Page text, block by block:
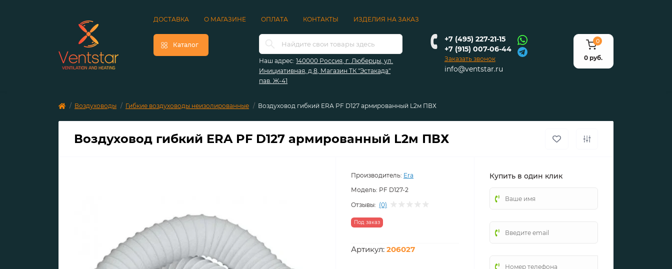
ДОСТАВКА О МАГАЗИНЕ ОПЛАТА КОНТАКТЫ ИЗДЕЛИЯ НА ЗАКАЗ
Каталог
Наш адрес: 140000 Россия, г. Люберцы, ул.
Инициативная, д.8, Магазин ТК "Эстакада"
пав. Ж-41
+7 (495) 227-21-15
+7 (915) 007-06-44
Заказать звонок
info@ventstar.ru
0
0 руб.
Воздуховоды Гибкие воздуховоды неизолированные Воздуховод гибкий ERA PF D127 армированный L2м ПВХ
Воздуховод гибкий ERA PF D127 армированный L2м ПВХ
Производитель: Era
Модель: PF D127-2
Отзывы: (0)
Под заказ
Артикул: 206027
Купить в один клик